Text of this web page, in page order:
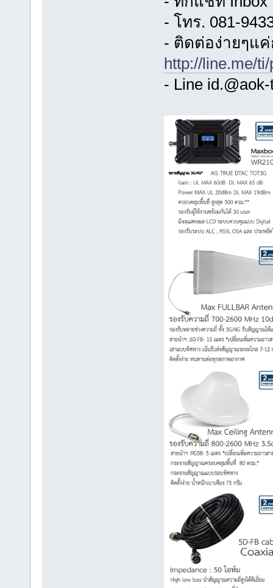
- โทร. 081-
- ติดต่อง่ายๆแ
http://line.me/
- Line